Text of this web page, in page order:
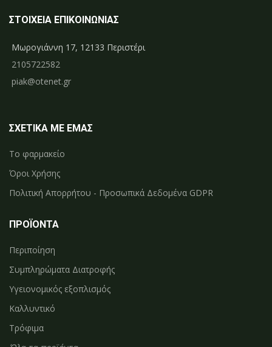
ΣΤΟΙΧΕΙΑ ΕΠΙΚΟΙΝΩΝΙΑΣ
Μωρογιάννη 17, 12133 Περιστέρι
2105722582
piak@otenet.gr
ΣΧΕΤΙΚΑ ΜΕ ΕΜΑΣ
Το φαρμακείο
Όροι Χρήσης
Πολιτική Απορρήτου - Προσωπικά Δεδομένα GDPR
ΠΡΟΪΟΝΤΑ
Περιποίηση
Συμπληρώματα Διατροφής
Υγειονομικός εξοπλισμός
Καλλυντικό
Τρόφιμα